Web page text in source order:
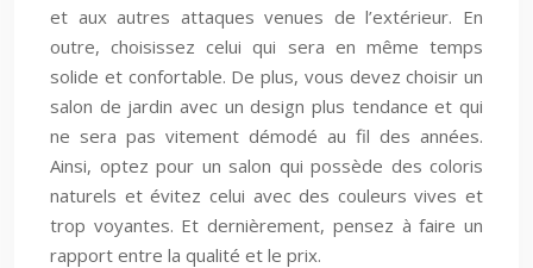
et aux autres attaques venues de l’extérieur. En
outre, choisissez celui qui sera en même temps
solide et confortable. De plus, vous devez choisir un
salon de jardin avec un design plus tendance et qui
ne sera pas vitement démodé au fil des années.
Ainsi, optez pour un salon qui possède des coloris
naturels et évitez celui avec des couleurs vives et
trop voyantes. Et dernièrement, pensez à faire un
rapport entre la qualité et le prix.